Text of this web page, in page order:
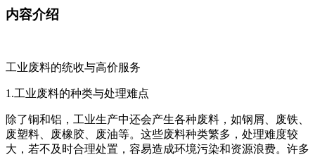
内容介绍
工业废料的统收与高价服务
1.工业废料的种类与处理难点
除了铜和铝，工业生产中还会产生各种废料，如钢屑、废铁、
废塑料、废橡胶、废油等。这些废料种类繁多，处理难度较
大，若不及时合理处置，容易造成环境污染和资源浪费。许多